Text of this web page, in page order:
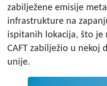
zabilježene emisije
infrastrukture na
ispitanih lokacija, što je
CAFT zabilježio u nekoj
unije.